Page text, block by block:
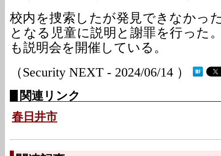
校内を捜索したが発見できなかっ
となる児童に説明と謝罪を行った
も説明会を開催している。
（Security NEXT - 2024/06/14 ）
関連リンク
春日井市